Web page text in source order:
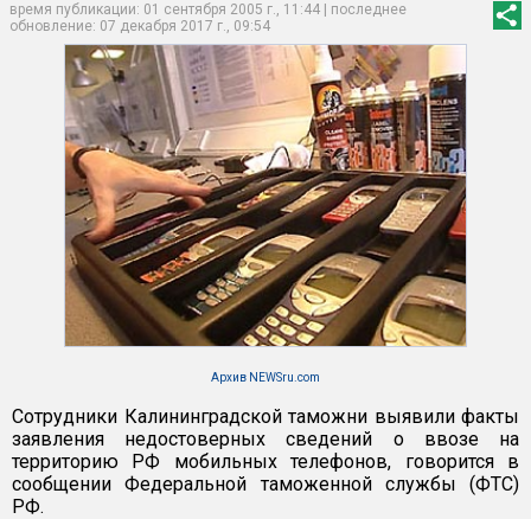
время публикации: 01 сентября 2005 г., 11:44 | последнее
обновление: 07 декабря 2017 г., 09:54
Архив NEWSru.com
Сотрудники Калининградской таможни выявили факты
заявления недостоверных сведений о ввозе на
территорию РФ мобильных телефонов, говорится в
сообщении Федеральной таможенной службы (ФТС)
РФ.